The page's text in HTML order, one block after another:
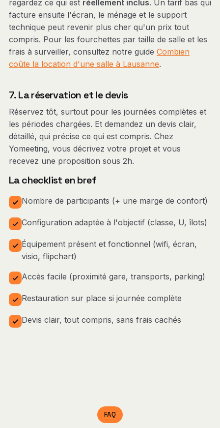
regardez ce qui est réellement inclus. Un tarif bas qui
facture ensuite l'écran, le ménage et le support
technique peut revenir plus cher qu'un prix tout
compris. Pour les fourchettes par taille de salle et les
frais à surveiller, consultez notre guide Combien
coûte la location d'une salle à Lausanne.
7. La réservation et le devis
Réservez tôt, surtout pour les journées complètes et
les périodes chargées. Et demandez un devis clair,
détaillé, qui précise ce qui est compris. Chez
Yomeeting, vous décrivez votre projet et vous
recevez une proposition sous 2h.
La checklist en bref
Nombre de participants (+ une marge de confort)
Configuration adaptée à l'objectif (classe, U, îlots)
Équipement présent et fonctionnel (wifi, écran,
visio, flipchart)
Accès facile (proximité gare, transports, parking)
Restauration sur place si journée complète
Devis clair, tout compris, sans frais cachés
FAQ